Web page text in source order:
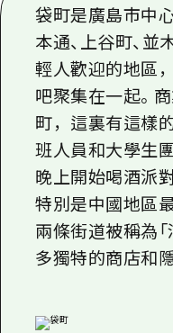
運動
夜晚生
世界遺
學習·
標準
歷史·
治癒
答對了
美北
藝北
宮島周
東山口
短途旅
半天
一日遊
美北
藝北
宮島周
東山口
愛媛
島根
列表
存取
輔助
設施擁
超值遊
行李寄
廣島好
HOME
新聞
袋町是廣島市中
本通、上谷町、
輕人歡迎的地區
吧聚集在一起。
町，這裏有這樣
班人員和大學生
晚上開始喝酒派對
特別是中國地區
兩條街道被稱為
多獨特的商店和